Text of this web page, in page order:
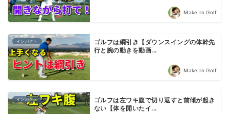
Make In Golf
インパクト
ゴルフは綱引き【ダウンスイングの体幹先
行と腕の動きを動画...
Make In Golf
インパクト
ゴルフは左ワキ腹で切り返すと前傾が起き
ない【体を開いたイ...